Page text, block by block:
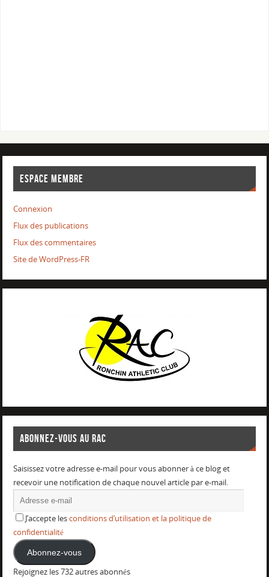
ESPACE MEMBRE
Connexion
Flux des publications
Flux des commentaires
Site de WordPress-FR
ABONNEZ-VOUS AU RAC
Saisissez votre adresse e-mail pour vous abonner à ce blog et
recevoir une notification de chaque nouvel article par e-mail.
J’accepte lesconditions d’utilisation et la politique de
confidentialité
Abonnez-vous
Rejoignez les 732 autres abonnés